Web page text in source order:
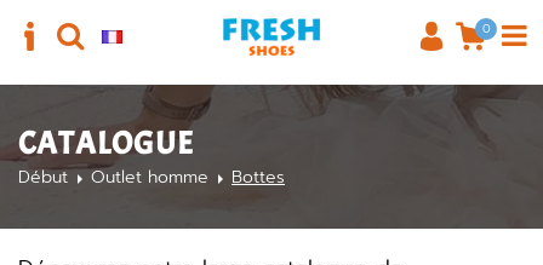
0
CATALOGUE
Début Outlet homme Bottes